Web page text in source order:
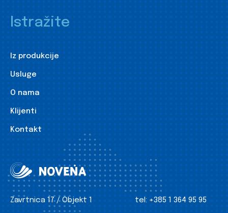
Istražite
Iz produkcije
Usluge
O nama
Klijenti
Kontakt
Zavrtnica 17 / Objekt 1
tel: +385 1 364 95 95